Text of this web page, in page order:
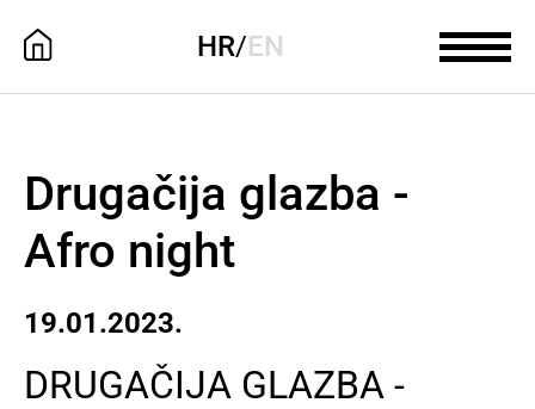
HR/EN
Drugačija glazba -
Afro night
19.01.2023.
DRUGAČIJA GLAZBA -